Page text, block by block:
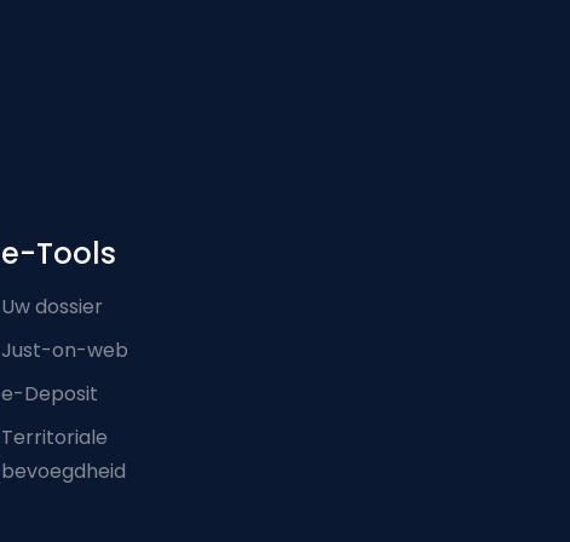
e-Tools
Uw dossier
Just-on-web
e-Deposit
Territoriale
bevoegdheid